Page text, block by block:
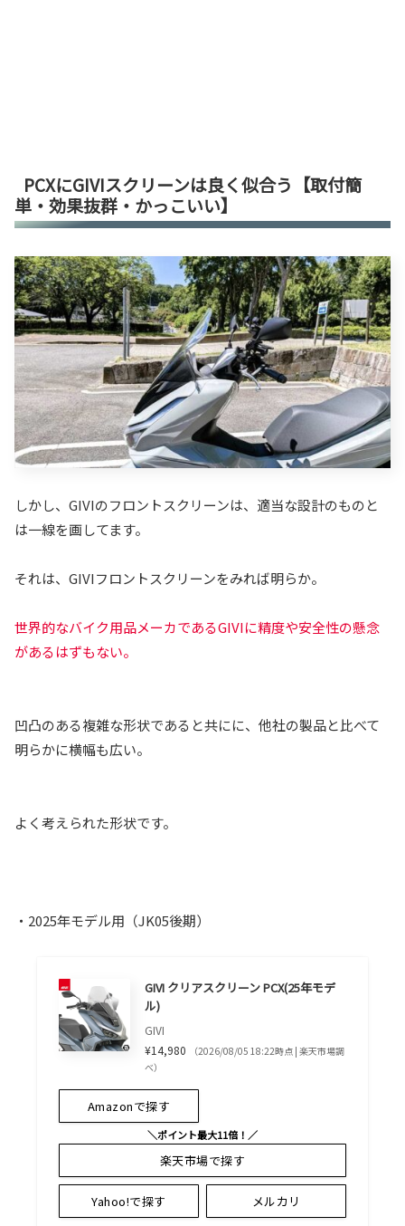
PCXにGIVIスクリーンは良く似合う【取付簡
単・効果抜群・かっこいい】
しかし、GIVIのフロントスクリーンは、適当な設計のものと
は一線を画してます。
それは、GIVIフロントスクリーンをみれば明らか。
世界的なバイク用品メーカであるGIVIに精度や安全性の懸念
があるはずもない。
凹凸のある複雑な形状であると共にに、他社の製品と比べて
明らかに横幅も広い。
よく考えられた形状です。
・2025年モデル用（JK05後期）
GIVI クリアスクリーン PCX(25年モデ
ル)
GIVI
¥14,980
（2026/08/05 18:22時点 | 楽天市場調
べ）
Amazonで探す
＼ポイント最大11倍！／
楽天市場で探す
Yahoo!で探す メルカリ